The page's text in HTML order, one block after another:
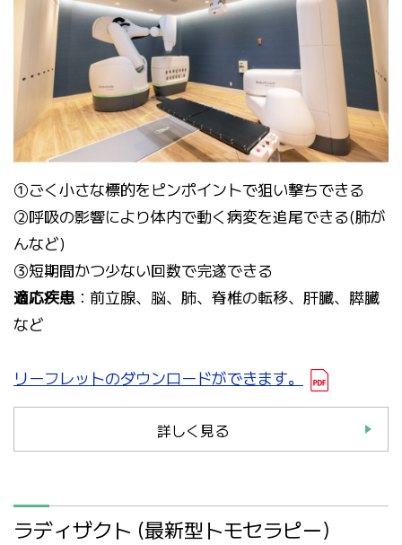
①ごく小さな標的をピンポイントで狙い撃ちできる
②呼吸の影響により体内で動く病変を追尾できる(肺が
んなど)
③短期間かつ少ない回数で完遂できる
適応疾患：前立腺、脳、肺、脊椎の転移、肝臓、膵臓
など
リーフレットのダウンロードができます。
詳しく見る
ラディザクト (最新型トモセラピー)